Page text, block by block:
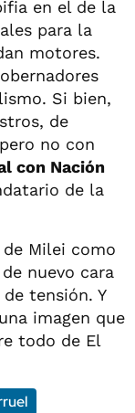
en el de la
para la
motores.
Si bien,
de
no con
con Nación
de la
Milei como
nuevo cara
tensión. Y
imagen que
todo de El